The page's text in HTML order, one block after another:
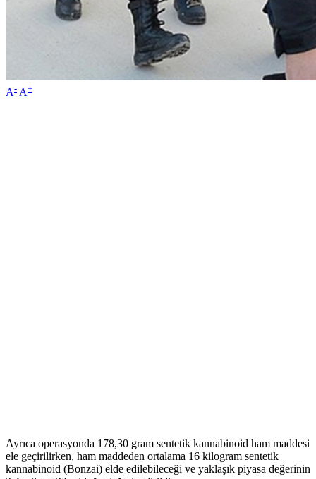
A- A+
Ayrıca operasyonda 178,30 gram sentetik kannabinoid ham maddesi
ele geçirilirken, ham maddeden ortalama 16 kilogram sentetik
kannabinoid (Bonzai) elde edilebileceği ve yaklaşık piyasa değerinin